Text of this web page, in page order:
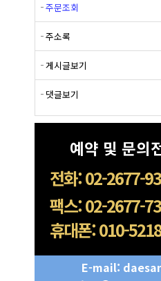
주문조회
주소록
게시글보기
댓글보기
예약 및 문의
전화: 02-2677-
팩스: 02-2677-
휴대폰: 010-
E-mail: